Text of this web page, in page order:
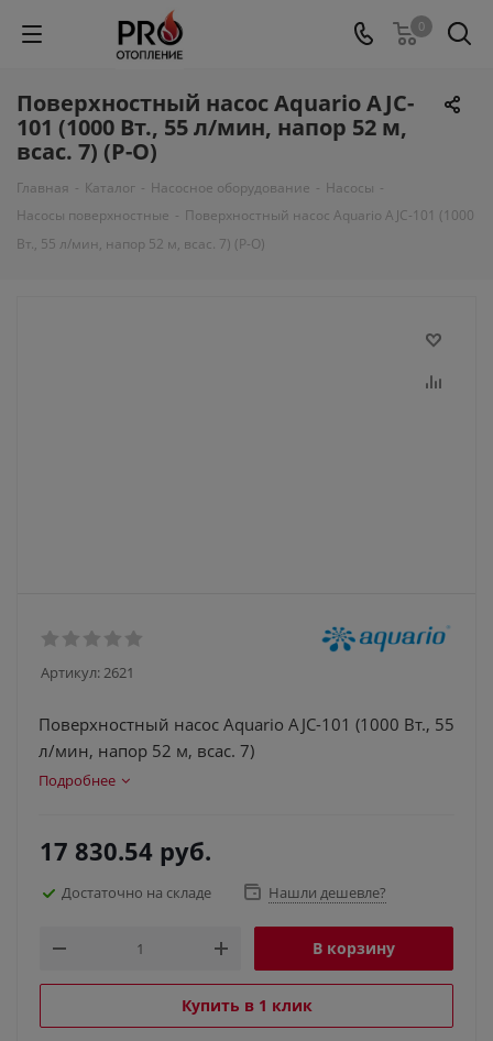
0
Поверхностный насос Aquario AJC-
101 (1000 Вт., 55 л/мин, напор 52 м,
всас. 7) (Р-О)
Главная - Каталог - Насосное оборудование - Насосы -
Насосы поверхностные - Поверхностный насос Aquario AJC-101 (1000
Вт., 55 л/мин, напор 52 м, всас. 7) (Р-О)
Артикул:2621
Поверхностный насос Aquario AJC-101 (1000 Вт., 55
л/мин, напор 52 м, всас. 7)
Подробнее
17 830.54 руб.
Достаточно на складе Нашли дешевле?
В корзину
Купить в 1 клик